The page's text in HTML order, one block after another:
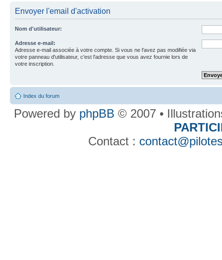
Envoyer l'email d'activation
Nom d'utilisateur:
Adresse e-mail:
Adresse e-mail associée à votre compte. Si vous ne l'avez pas modifiée via
votre panneau d'utilisateur, c'est l'adresse que vous avez fournie lors de
votre inscription.
Index du forum
Powered by phpBB © 2007 •
Contact :